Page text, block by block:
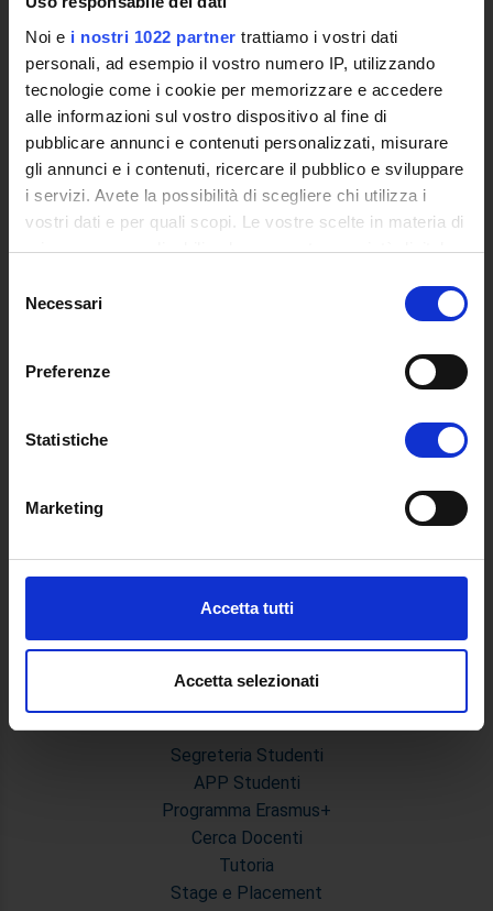
Noi e i nostri 1022 partner trattiamo i vostri dati
personali, ad esempio il vostro numero IP, utilizzando
tecnologie come i cookie per memorizzare e accedere
alle informazioni sul vostro dispositivo al fine di
pubblicare annunci e contenuti personalizzati, misurare
gli annunci e i contenuti, ricercare il pubblico e sviluppare
i servizi. Avete la possibilità di scegliere chi utilizza i
vostri dati e per quali scopi. Le vostre scelte in materia di
privacy sono applicabili solo su questa proprietà digitale
modificare o revocare il proprio consenso in qualsiasi
momento dalla Dichiarazione sui cookie o facendo clic
raccogliere informazioni sulla tua posizione
geografica, con un'approssimazione di qualche
Identificare il tuo dispositivo, scansionandolo
Approfondisci come vengono elaborati i tuoi dati personali
modificare o ritirare il tuo consenso in qualsiasi momento
dalla Dichiarazione sui cookie.
Utilizziamo i cookie per personalizzare contenuti ed
annunci, per fornire funzionalità dei social media e per
analizzare il nostro traffico. Condividiamo inoltre
informazioni sul modo in cui utilizza il nostro sito con i
nostri partner che si occupano di analisi dei dati web,
pubblicità e social media, i quali potrebbero combinarle
con altre informazioni che ha fornito loro o che hanno
delNecessari
Preferenze
Statistiche
Marketing
Accetta tutti
Accetta selezionati
Accesso alla Banca Dati di Segreteria Online
Posta Elettronica Certificata - PEC
Bacheca del Rettore
DIDATTICA
Corsi di Laurea
Corsi di Perfezionamento
Dottorato di Ricerca
Mondo Scuola - Corsi per Insegnanti
Guida alla visualizzazione delle Schede Corso
Master Primo e Secondo Livello
Prova Finale e Tesi
Calendari Sedute di Laurea e Sessione d'esami
STUDENTI
Segreteria Studenti
APP Studenti
Programma Erasmus+
Cerca Docenti
Tutoria
Stage e Placement